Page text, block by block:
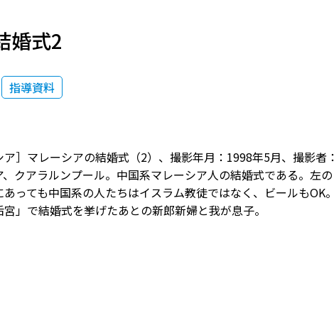
婚式2
指導資料
ア］マレーシアの結婚式（2）、撮影年月：1998年5月、撮影
、クアラルンプール。中国系マレーシア人の結婚式である。左
あっても中国系の人たちはイスラム教徒ではなく、ビールも
」で結婚式を挙げたあとの新郎新婦と我が息子。